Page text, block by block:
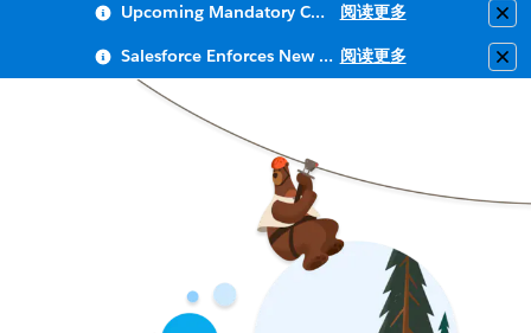
Upcoming Mandatory Changes to Public Key Infrastructure (PKI) 阅读更多
Salesforce Enforces New Security Requirements in Summer 2026 阅读更多